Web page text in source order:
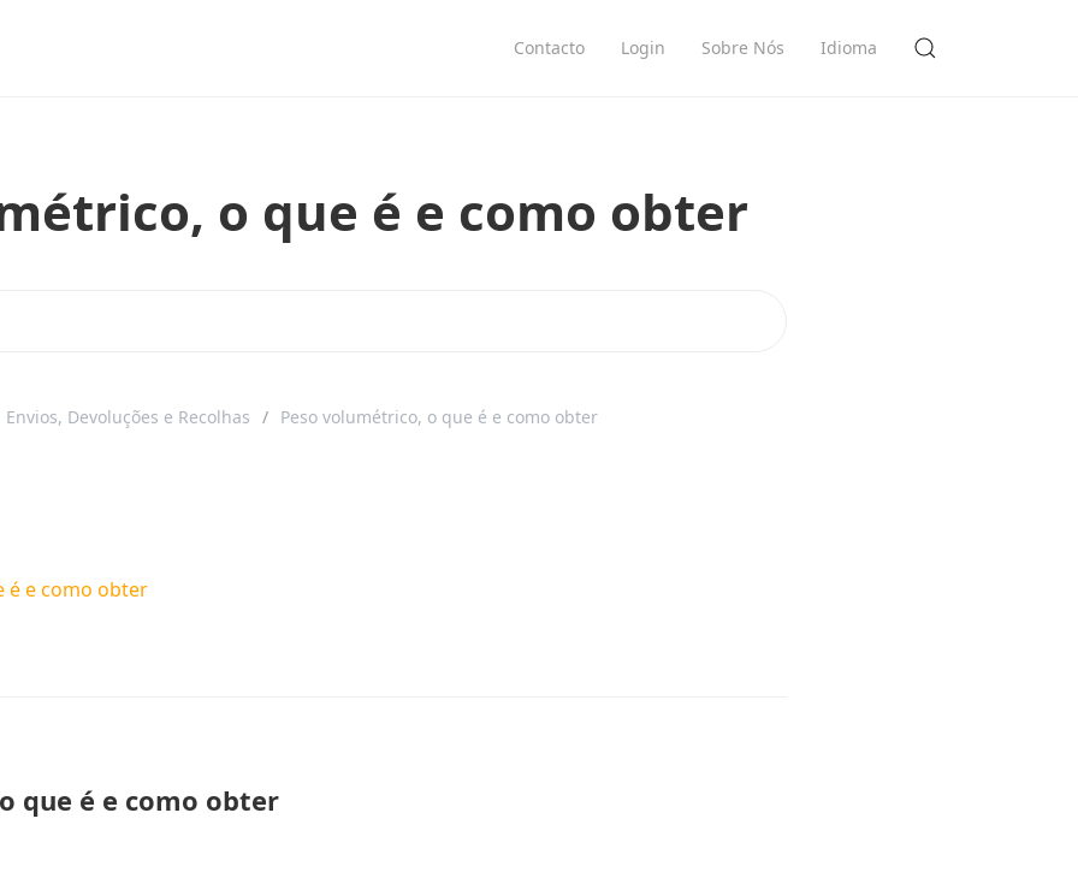
Contacto Login Sobre Nós Idioma
o que é e como obter
Envios, Devoluções e Recolhas Peso volumétrico, o que é e como obter
é e como obter
que é e como obter